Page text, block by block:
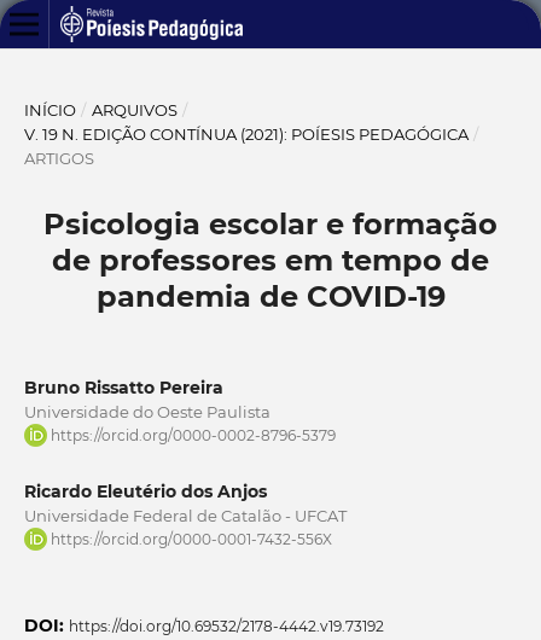
INÍCIO / ARQUIVOS /
V. 19 N. EDIÇÃO CONTÍNUA (2021): POÍESIS PEDAGÓGICA /
ARTIGOS
Psicologia escolar e formação
de professores em tempo de
pandemia de COVID-19
Bruno Rissatto Pereira
Universidade do Oeste Paulista
https://orcid.org/0000-0002-8796-5379
Ricardo Eleutério dos Anjos
Universidade Federal de Catalão - UFCAT
https://orcid.org/0000-0001-7432-556X
DOI: https://doi.org/10.69532/2178-4442.v19.73192